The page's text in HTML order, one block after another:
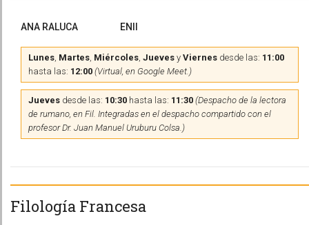
ANA RALUCA ENII
Lunes, Martes, Miércoles, Jueves y Viernes desde las: 11:00
hasta las: 12:00 (Virtual, en Google Meet.)
Jueves desde las: 10:30 hasta las: 11:30 (Despacho de la lectora
de rumano, en Fil. Integradas en el despacho compartido con el
profesor Dr. Juan Manuel Uruburu Colsa.)
Filología Francesa